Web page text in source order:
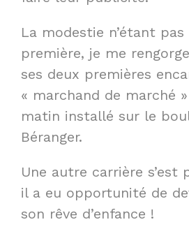
La modestie n’étant
première, je me
ses deux premières
« marchand de marché
matin installé sur le
Béranger.
Une autre carrière s’est
il a eu opportunité de
son rêve d’enfance !